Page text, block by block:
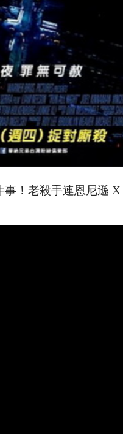
！老殺手連恩尼遜 X